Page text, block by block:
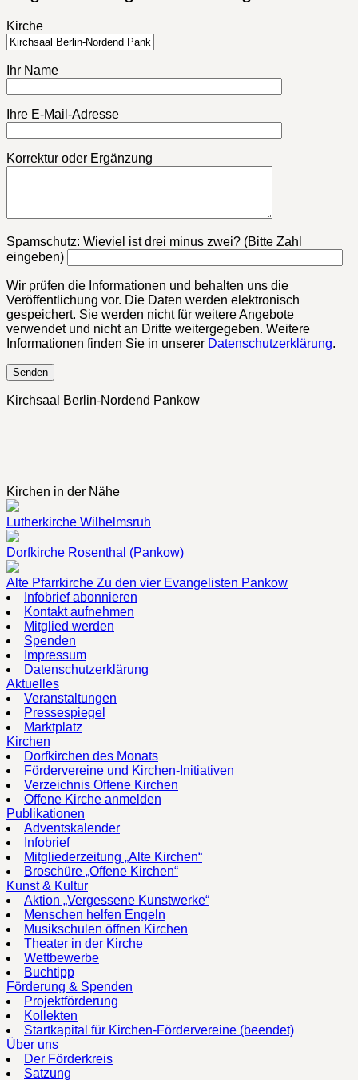
Kirche
Ihr Name
Ihre E-Mail-Adresse
Korrektur oder Ergänzung
Bitte lasse dieses Feld leer.
Spamschutz: Wieviel ist drei minus zwei? (Bitte Zahl
eingeben)
Wir prüfen die Informationen und behalten uns die
Veröffentlichung vor. Die Daten werden elektronisch
gespeichert. Sie werden nicht für weitere Angebote
verwendet und nicht an Dritte weitergegeben. Weitere
Informationen finden Sie in unserer Datenschutzerklärung.
Kirchsaal Berlin-Nordend Pankow
Kirchen in der Nähe
Lutherkirche Wilhelmsruh
Dorfkirche Rosenthal (Pankow)
Alte Pfarrkirche Zu den vier Evangelisten Pankow
Infobrief abonnieren
Kontakt aufnehmen
Mitglied werden
Spenden
Impressum
Datenschutzerklärung
Aktuelles
Veranstaltungen
Pressespiegel
Marktplatz
Kirchen
Dorfkirchen des Monats
Fördervereine und Kirchen-Initiativen
Verzeichnis Offene Kirchen
Offene Kirche anmelden
Publikationen
Adventskalender
Infobrief
Mitgliederzeitung „Alte Kirchen“
Broschüre „Offene Kirchen“
Kunst & Kultur
Aktion „Vergessene Kunstwerke“
Menschen helfen Engeln
Musikschulen öffnen Kirchen
Theater in der Kirche
Wettbewerbe
Buchtipp
Förderung & Spenden
Projektförderung
Kollekten
Startkapital für Kirchen-Fördervereine (beendet)
Über uns
Der Förderkreis
Satzung